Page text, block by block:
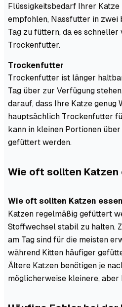
Flüssigkeitsbedarf Ihrer Katze
empfohlen, Nassfutter in zwei
Tag zu füttern, da es
Trockenfutter.
Trockenfutter
Trockenfutter ist länger
Tag über zur Verfügung
darauf, dass Ihre Katze genug
hauptsächlich Trockenfutter
kann in kleinen Portionen
gefüttert werden.
Wie oft sollten Katzen
Wie oft sollten Katzen
Katzen regelmäßig gefüttert
Stoffwechsel stabil zu halten.
am Tag sind für die meisten
während Kitten häufiger
Ältere Katzen benötigen je
möglicherweise kleinere,